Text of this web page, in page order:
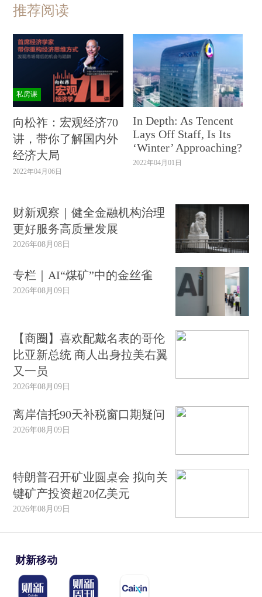
推荐阅读
私房课
向松祚：宏观经济70
讲，带你了解国内外
经济大局
2022年04月06日
In Depth: As Tencent
Lays Off Staff, Is Its
‘Winter’ Approaching?
2022年04月01日
财新观察｜健全金融机构治理
更好服务高质量发展
2026年08月08日
专栏｜AI“煤矿”中的金丝雀
2026年08月09日
【商圈】喜欢配戴名表的哥伦
比亚新总统 商人出身拉美右翼
又一员
2026年08月09日
离岸信托90天补税窗口期疑问
2026年08月09日
特朗普召开矿业圆桌会 拟向关
键矿产投资超20亿美元
2026年08月09日
财新移动